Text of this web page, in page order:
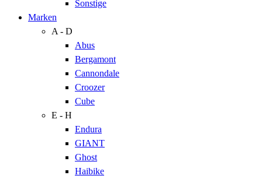
Sonstige
Marken
A - D
Abus
Bergamont
Cannondale
Croozer
Cube
E - H
Endura
GIANT
Ghost
Haibike